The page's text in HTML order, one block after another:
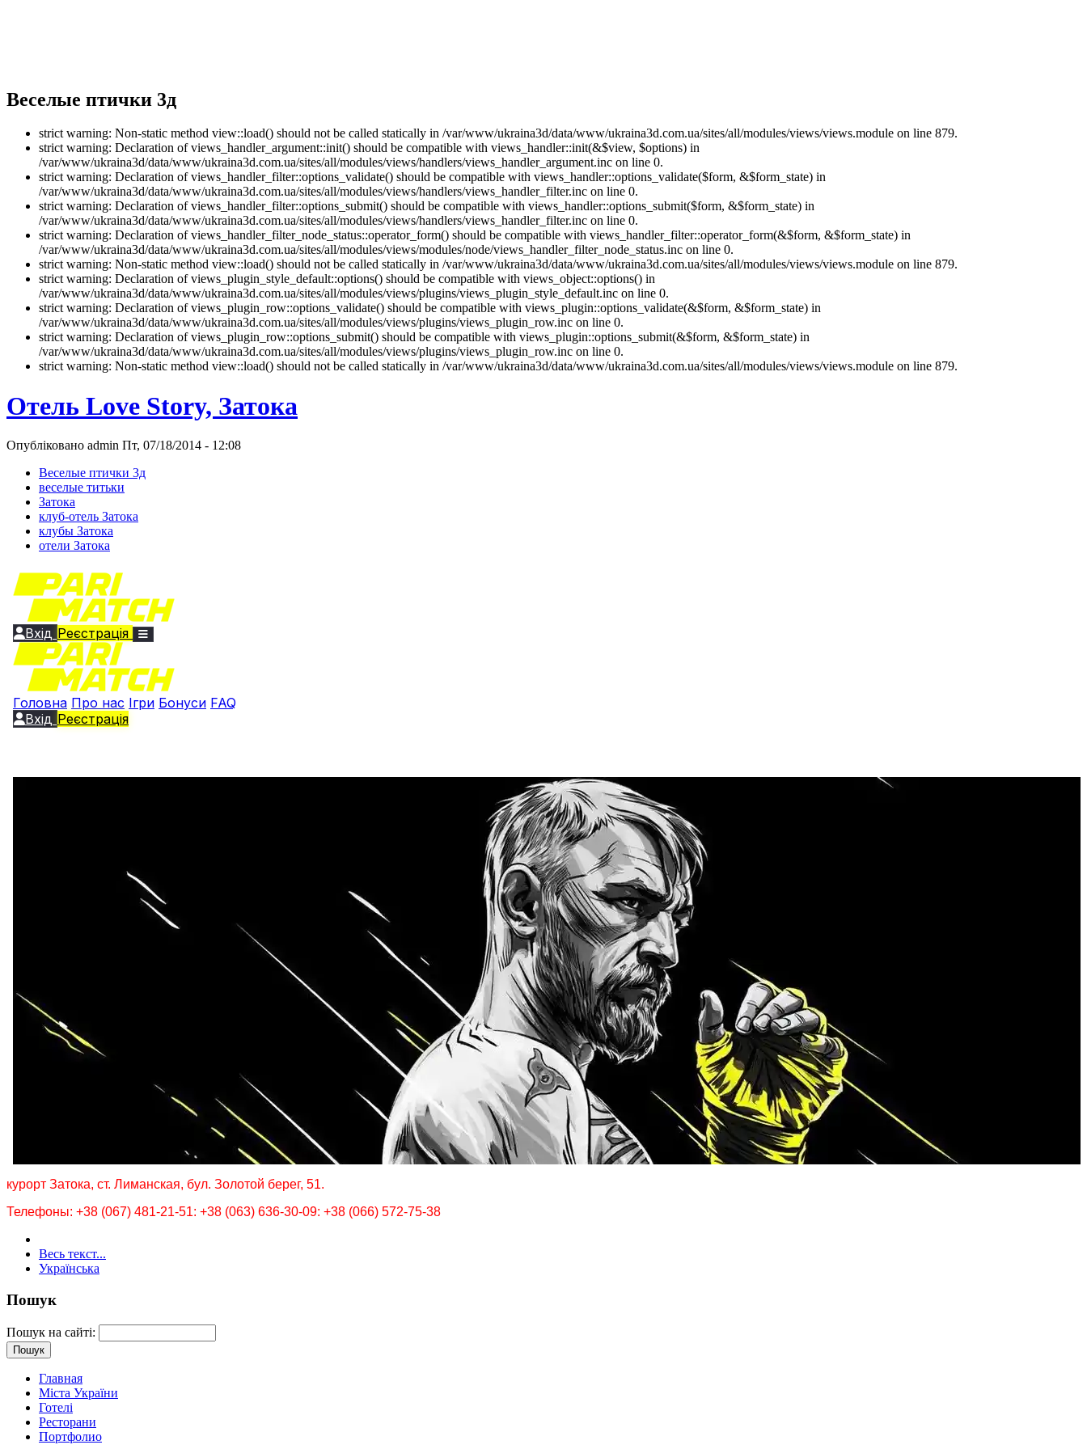
Веселые птички 3д
strict warning: Non-static method view::load() should not be called statically in /var/www/ukraina3d/data/www/ukraina3d.com.ua/sites/all/modules/views/views.module on line 879.
strict warning: Declaration of views_handler_argument::init() should be compatible with views_handler::init(&$view, $options) in
/var/www/ukraina3d/data/www/ukraina3d.com.ua/sites/all/modules/views/handlers/views_handler_argument.inc on line 0.
strict warning: Declaration of views_handler_filter::options_validate() should be compatible with views_handler::options_validate($form, &$form_state) in
/var/www/ukraina3d/data/www/ukraina3d.com.ua/sites/all/modules/views/handlers/views_handler_filter.inc on line 0.
strict warning: Declaration of views_handler_filter::options_submit() should be compatible with views_handler::options_submit($form, &$form_state) in
/var/www/ukraina3d/data/www/ukraina3d.com.ua/sites/all/modules/views/handlers/views_handler_filter.inc on line 0.
strict warning: Declaration of views_handler_filter_node_status::operator_form() should be compatible with views_handler_filter::operator_form(&$form, &$form_state) in
/var/www/ukraina3d/data/www/ukraina3d.com.ua/sites/all/modules/views/modules/node/views_handler_filter_node_status.inc on line 0.
strict warning: Non-static method view::load() should not be called statically in /var/www/ukraina3d/data/www/ukraina3d.com.ua/sites/all/modules/views/views.module on line 879.
strict warning: Declaration of views_plugin_style_default::options() should be compatible with views_object::options() in
/var/www/ukraina3d/data/www/ukraina3d.com.ua/sites/all/modules/views/plugins/views_plugin_style_default.inc on line 0.
strict warning: Declaration of views_plugin_row::options_validate() should be compatible with views_plugin::options_validate(&$form, &$form_state) in
/var/www/ukraina3d/data/www/ukraina3d.com.ua/sites/all/modules/views/plugins/views_plugin_row.inc on line 0.
strict warning: Declaration of views_plugin_row::options_submit() should be compatible with views_plugin::options_submit(&$form, &$form_state) in
/var/www/ukraina3d/data/www/ukraina3d.com.ua/sites/all/modules/views/plugins/views_plugin_row.inc on line 0.
strict warning: Non-static method view::load() should not be called statically in /var/www/ukraina3d/data/www/ukraina3d.com.ua/sites/all/modules/views/views.module on line 879.
Отель Love Story, Затока
Опубліковано admin Пт, 07/18/2014 - 12:08
Веселые птички 3д
веселые титьки
Затока
клуб-отель Затока
клубы Затока
отели Затока
курорт Затока, ст. Лиманская, бул. Золотой берег, 51.
Телефоны: +38 (067) 481-21-51: +38 (063) 636-30-09: +38 (066) 572-75-38
Весь текст...
Українська
Пошук
Пошук на сайті:
Главная
Міста України
Готелі
Ресторани
Портфолио